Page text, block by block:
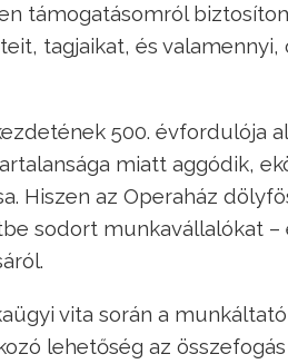
támogatásomról
tagjaikat, és
500. évfordulója
miatt aggódik,
Hiszen az Operaház
sodort munkavállalókat
vita során a
lehetőség az összefogás